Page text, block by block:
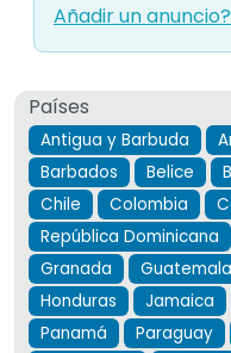
Añadir un anuncio?
Países
Antigua y Barbuda
Barbados
Belice
Chile
Colombia
República Dominicana
Granada
Guatemala
Honduras
Jamaica
Panamá
Paraguay